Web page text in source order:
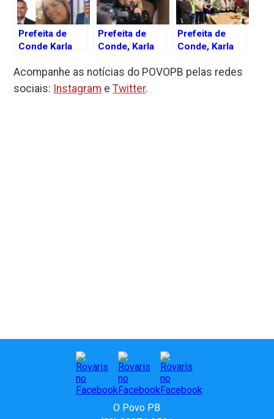
Prefeita de
Conde Karla
confirma
novos nomes
Prefeita de
Conde, Karla
anuncia
reajuste
Prefeita de
Conde, Karla
eleita vice-
Acompanhe as notícias do POVOPB pelas redes
sociais: Instagram eTwitter.
O Povo PB